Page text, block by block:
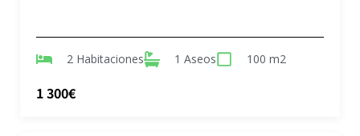
2 Habitaciones 1 Aseos 100 m2
1 300€